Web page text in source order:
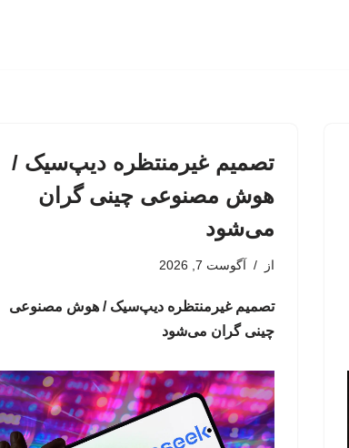
تصمیم غیرمنتظره دیپ‌سیک /
هوش مصنوعی چینی گران
می‌شود
از آگوست 7, 2026
تصمیم غیرمنتظره دیپ‌سیک / هوش مصنوعی
چینی گران می‌شود